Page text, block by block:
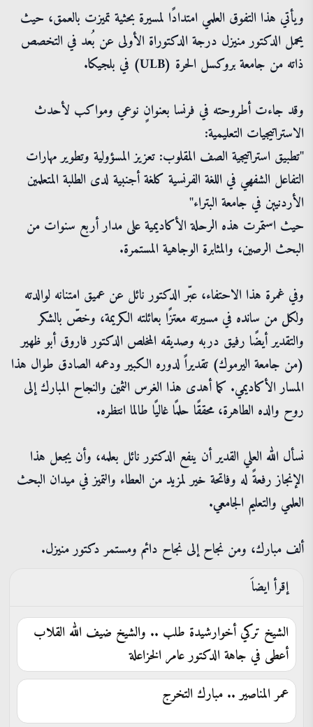
ويأتي هذا التفوق العلمي امتدادًا لمسيرة بحثية تميزت بالعمق، حيث
يحمل الدكتور منيزل درجة الدكتوراة الأولى عن بُعد في التخصص
ذاته من جامعة بروكسل الحرة (ULB) في بلجيكا.
وقد جاءت أطروحته في فرنسا بعنوانٍ نوعي ومواكب لأحدث
الاستراتيجيات التعليمية:
"تطبيق استراتيجية الصف المقلوب: تعزيز المسؤولية وتطوير مهارات
التفاعل الشفهي في اللغة الفرنسية كلغة أجنبية لدى الطلبة المتعلمين
الأردنيين في جامعة البتراء"
حيث استمرت هذه الرحلة الأكاديمية على مدار أربع سنوات من
البحث الرصين، والمثابرة الوجاهية المستمرة.
وفي غمرة هذا الاحتفاء، عبّر الدكتور نائل عن عميق امتنانه لوالدته
ولكل من سانده في مسيرته معتزًا بعائلته الكريمة، وخصّ بالشكر
والتقدير أيضًا رفيق دربه وصديقه المخلص الدكتور فاروق أبو ظهير
(من جامعة اليرموك) تقديراً لدوره الكبير ودعمه الصادق طوال هذا
المسار الأكاديمي. كما أهدى هذا الغرس الثمين والنجاح المبارك إلى
روح والده الطاهرة، محققًا حلمًا غاليًا طالما انتظره.
نسأل الله العلي القدير أن ينفع الدكتور نائل بعلمه، وأن يجعل هذا
الإنجاز رفعةً له وفاتحة خير لمزيد من العطاء والتميز في ميدان البحث
العلمي والتعليم الجامعي.
ألف مبارك، ومن نجاح إلى نجاح دائم ومستمر دكتور منيزل.
إقرأ ايضاَ
الشيخ تركي أخوارشيدة طلب .. والشيخ ضيف الله القلاب
أعطى في جاهة الدكتور عامر الخزاعلة
عمر المناصير .. مبارك التخرج